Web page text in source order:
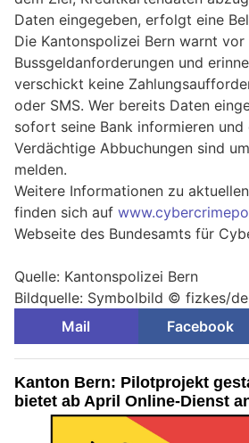
Daten eingegeben, erfolgt eine
Die Kantonspolizei Bern warnt
Bussgeldanforderungen und
verschickt keine
oder SMS. Wer bereits Daten
sofort seine Bank informieren und
Verdächtige Abbuchungen sind
melden.
Weitere Informationen zu
finden sich auf
Webseite des Bundesamts für
Quelle: Kantonspolizei Bern
Bildquelle: Symbolbild © fizkes/
Mail
Facebook
Kanton Bern: Pilotprojekt
bietet ab April Online-Dienst